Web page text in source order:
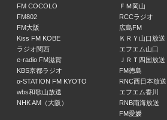
Nissho プレゼンツ 渡部絵美の住まいるハウス
渡部絵美 小笠原亘
15:30 ～ 16:00
伊東四朗・吉田照美 親父・熱愛
伊東四朗 吉田照美 水谷加奈
16:00 ～ 17:00
FM COCOLO
FM802
FM大阪
Kiss FM KOBE
ラジオ関西
e-radio FM滋賀
KBS京都ラジオ
α-STATION FM KYOTO
wbs和歌山放送
NHK AM（大阪）
ＦＭ岡山
RCCラジオ
広島FM
ＫＲＹ山口放送
エフエム山口
ＪＲＴ四国放送
FM徳島
RNC西日本放送
エフエム香川
RNB南海放送
FM愛媛